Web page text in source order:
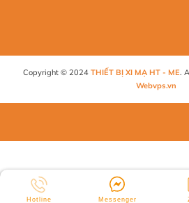
Copyright © 2024 THIẾT BỊ XI MẠ HT - ME .
Webvps.vn
Hotline Messenger